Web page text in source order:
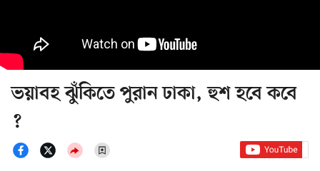
ভয়াবহ ঝুঁকিতে পুরান ঢাকা, হুশ হবে কবে
?